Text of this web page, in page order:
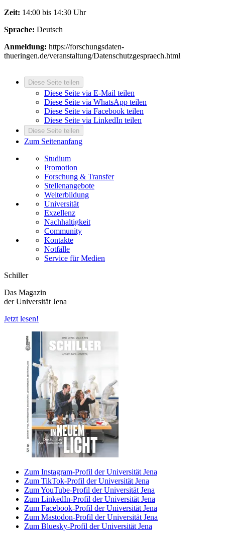
Zeit: 14:00 bis 14:30 Uhr
Sprache: Deutsch
Anmeldung: https://forschungsdaten-
thueringen.de/veranstaltung/Datenschutzgespraech.html
Diese Seite teilen
Diese Seite via E-Mail teilen
Diese Seite via WhatsApp teilen
Diese Seite via Facebook teilen
Diese Seite via LinkedIn teilen
Diese Seite teilen
Zum Seitenanfang
Studium
Promotion
Forschung & Transfer
Stellenangebote
Weiterbildung
Universität
Exzellenz
Nachhaltigkeit
Community
Kontakte
Notfälle
Service für Medien
Schiller
Das Magazin
der Universität Jena
Jetzt lesen!
Zum Instagram-Profil der Universität Jena
Zum TikTok-Profil der Universität Jena
Zum YouTube-Profil der Universität Jena
Zum LinkedIn-Profil der Universität Jena
Zum Facebook-Profil der Universität Jena
Zum Mastodon-Profil der Universität Jena
Zum Bluesky-Profil der Universität Jena